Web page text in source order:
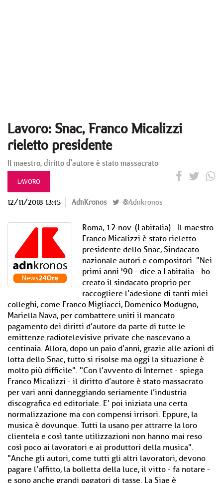
Lavoro: Snac, Franco Micalizzi
rieletto presidente
Il maestro, diritto d'autore è stato massacrato
LAVORO
12/11/2018 13:45 AdnKronos @Adnkronos
Roma, 12 nov. (Labitalia) - Il maestro
Franco Micalizzi è stato rieletto
presidente dello Snac, Sindacato
nazionale autori e compositori. "Nei
primi anni '90 - dice a Labitalia - ho
creato il sindacato proprio per
raccogliere l’adesione di tanti miei
colleghi, come Franco Migliacci, Domenico Modugno,
Mariella Nava, per combattere uniti il mancato
pagamento dei diritti d’autore da parte di tutte le
emittenze radiotelevisive private che nascevano a
centinaia. Allora, dopo un paio d’anni, grazie alle azioni di
lotta dello Snac, tutto si risolse ma oggi la situazione è
molto più difficile". "Con l’avvento di Internet - spiega
Franco Micalizzi - il diritto d’autore è stato massacrato
per vari anni danneggiando seriamente l’industria
discografica ed editoriale. E’ poi iniziata una certa
normalizzazione ma con compensi irrisori. Eppure, la
musica è dovunque. Tutti la usano per attrarre la loro
clientela e così tante utilizzazioni non hanno mai reso
così poco ai lavoratori e ai produttori della musica".
"Anche gli autori, come tutti gli altri lavoratori, devono
pagare l’affitto, la bolletta della luce, il vitto - fa notare -
e sono anche grandi pagatori di tasse. La Siae è